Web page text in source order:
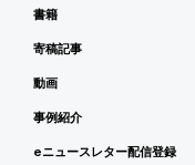
書籍
寄稿記事
動画
事例紹介
eニュースレター配信登録